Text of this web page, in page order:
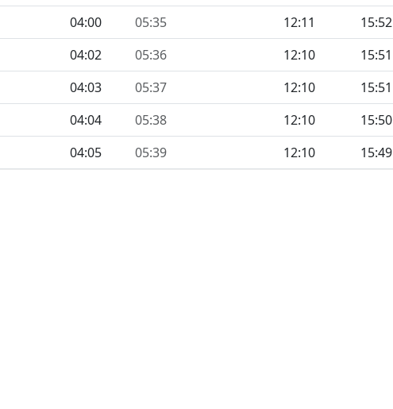
04:00 05:35 12:11 15:52
04:02 05:36 12:10 15:51
04:03 05:37 12:10 15:51
04:04 05:38 12:10 15:50
04:05 05:39 12:10 15:49